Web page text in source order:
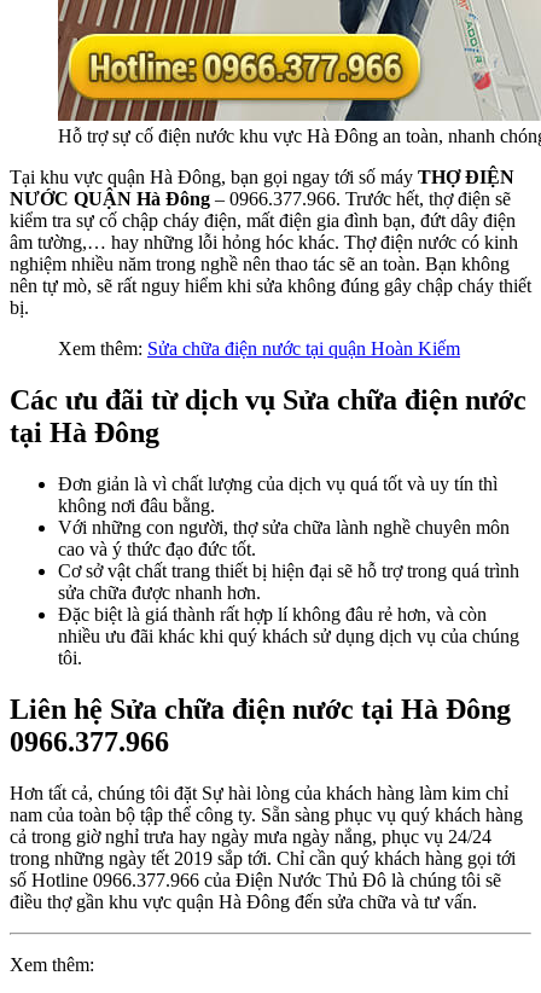
Hỗ trợ sự cố điện nước khu vực Hà Đông an toàn, nhanh
Tại khu vực quận Hà Đông, bạn gọi ngay tới số máy THỢ ĐIỆN
NƯỚC QUẬN Hà Đông – 0966.377.966. Trước hết, thợ điện sẽ
kiểm tra sự cố chập cháy điện, mất điện gia đình bạn, đứt dây điện
âm tường,… hay những lỗi hỏng hóc khác. Thợ điện nước có kinh
nghiệm nhiều năm trong nghề nên thao tác sẽ an toàn. Bạn không
nên tự mò, sẽ rất nguy hiểm khi sửa không đúng gây chập cháy thiết
bị.
Xem thêm: Sửa chữa điện nước tại quận Hoàn Kiếm
Các ưu đãi từ dịch vụ Sửa chữa điện nước
tại Hà Đông
Đơn giản là vì chất lượng của dịch vụ quá tốt và uy tín thì
không nơi đâu bằng.
Với những con người, thợ sửa chữa lành nghề chuyên môn
cao và ý thức đạo đức tốt.
Cơ sở vật chất trang thiết bị hiện đại sẽ hỗ trợ trong quá trình
sửa chữa được nhanh hơn.
Đặc biệt là giá thành rất hợp lí không đâu rẻ hơn, và còn
nhiều ưu đãi khác khi quý khách sử dụng dịch vụ của chúng
tôi.
Liên hệ Sửa chữa điện nước tại Hà Đông
0966.377.966
Hơn tất cả, chúng tôi đặt Sự hài lòng của khách hàng làm kim chỉ
nam của toàn bộ tập thể công ty. Sẵn sàng phục vụ quý khách hàng
cả trong giờ nghỉ trưa hay ngày mưa ngày nắng, phục vụ 24/24
trong những ngày tết 2019 sắp tới. Chỉ cần quý khách hàng gọi tới
số Hotline 0966.377.966 của Điện Nước Thủ Đô là chúng tôi sẽ
điều thợ gần khu vực quận Hà Đông đến sửa chữa và tư vấn.
Xem thêm: